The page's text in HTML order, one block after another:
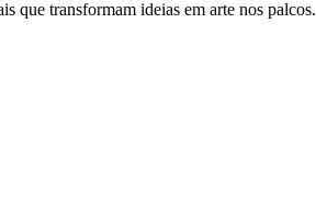
que transformam ideias em arte nos palcos.